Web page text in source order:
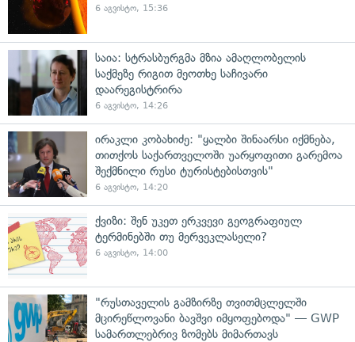
6 აგვისტო, 15:36
საია: სტრასბურგმა მზია ამაღლობელის
საქმეზე რიგით მეოთხე საჩივარი
დაარეგისტრირა
6 აგვისტო, 14:26
ირაკლი კობახიძე: "ყალბი შინაარსი იქმნება,
თითქოს საქართველოში უარყოფითი გარემოა
შექმნილი რუსი ტურისტებისთვის"
6 აგვისტო, 14:20
ქვიზი: შენ უკეთ ერკვევი გეოგრაფიულ
ტერმინებში თუ მერვეკლასელი?
6 აგვისტო, 14:00
"რუსთაველის გამზირზე თვითმცლელში
მცირეწლოვანი ბავშვი იმყოფებოდა" — GWP
სამართლებრივ ზომებს მიმართავს